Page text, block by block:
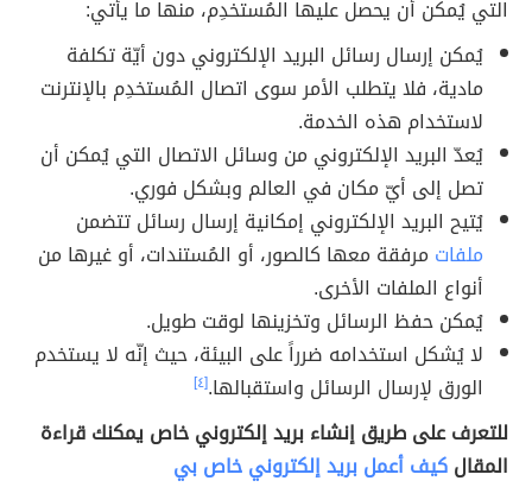
التي يُمكن أن يحصل عليها المُستخدِم، منها ما يأتي:
يُمكن إرسال رسائل البريد الإلكتروني دون أيّة تكلفة
مادية، فلا يتطلب الأمر سوى اتصال المُستخدِم بالإنترنت
لاستخدام هذه الخدمة.
يُعدّ البريد الإلكتروني من وسائل الاتصال التي يُمكن أن
تصل إلى أيّ مكان في العالم وبشكل فوري.
يُتيح البريد الإلكتروني إمكانية إرسال رسائل تتضمن
ملفات مرفقة معها كالصور، أو المُستندات، أو غيرها من
أنواع الملفات الأخرى.
يُمكن حفظ الرسائل وتخزينها لوقت طويل.
لا يُشكل استخدامه ضرراً على البيئة، حيث إنّه لا يستخدم
الورق لإرسال الرسائل واستقبالها.[٤]
للتعرف على طريق إنشاء بريد إلكتروني خاص يمكنك قراءة
المقالكيف أعمل بريد إلكتروني خاص بي